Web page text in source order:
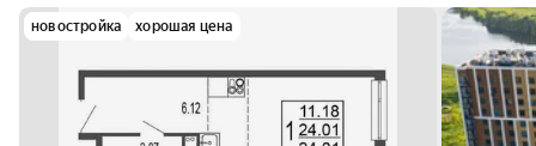
новостройка хорошая цена